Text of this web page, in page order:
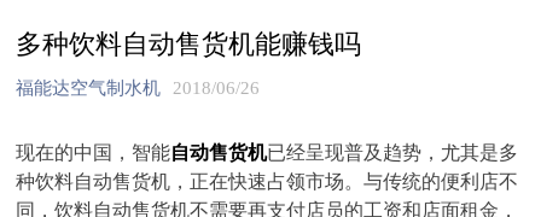
多种饮料自动售货机能赚钱吗
福能达空气制水机 2018/06/26
现在的中国，智能自动售货机已经呈现普及趋势，尤其是多
种饮料自动售货机，正在快速占领市场。与传统的便利店不
同，饮料自动售货机不需要再支付店员的工资和店面租金，